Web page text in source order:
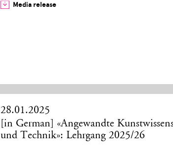
Media release
28.01.2025
[in German] «Angewandte
und Technik»: Lehrgang 2025/26